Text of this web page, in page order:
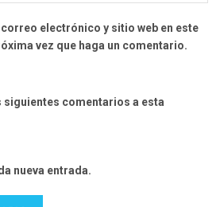
electrónico y sitio web en este
vez que haga un comentario.
siguientes comentarios a esta
nueva entrada.